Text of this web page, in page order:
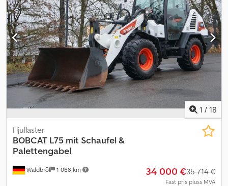
1 / 18
Waldbröl 1 068 km
Hjullaster
BOBCAT L75 mit Schaufel &
Palettengabel
34 000 €35 714 €
Fast pris pluss MVA